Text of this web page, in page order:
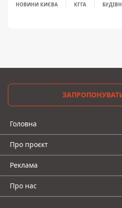
НОВИНИ КИЄВА КГГА
Головна
Про проєкт
Реклама
Про нас